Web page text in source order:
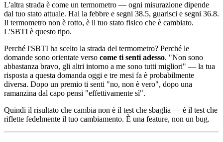
L'altra strada è come un termometro — ogni misurazione dipende
dal tuo stato attuale. Hai la febbre e segni 38.5, guarisci e segni 36.8.
Il termometro non è rotto, è il tuo stato fisico che è cambiato.
L'SBTI è questo tipo.
Perché l'SBTI ha scelto la strada del termometro? Perché le
domande sono orientate verso come ti senti adesso. "Non sono
abbastanza bravo, gli altri intorno a me sono tutti migliori" — la tua
risposta a questa domanda oggi e tre mesi fa è probabilmente
diversa. Dopo un premio ti senti "no, non è vero", dopo una
ramanzina dal capo pensi "effettivamente sì".
Quindi il risultato che cambia non è il test che sbaglia — è il test che
riflette fedelmente il tuo cambiamento. È una feature, non un bug.